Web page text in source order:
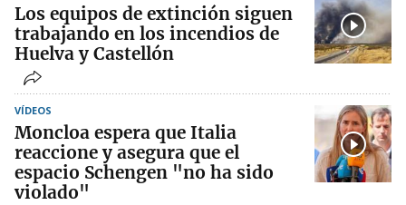
Los equipos de extinción siguen
trabajando en los incendios de
Huelva y Castellón
VÍDEOS
Moncloa espera que Italia
reaccione y asegura que el
espacio Schengen "no ha sido
violado"